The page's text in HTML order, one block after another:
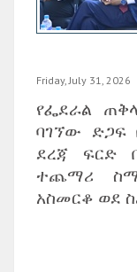
Friday, July 31, 2026
የፌደራል
ባገኘው ድጋፍ
ደረጃ ፍርድ
ተጨማሪ
አስመርቆ ወደ